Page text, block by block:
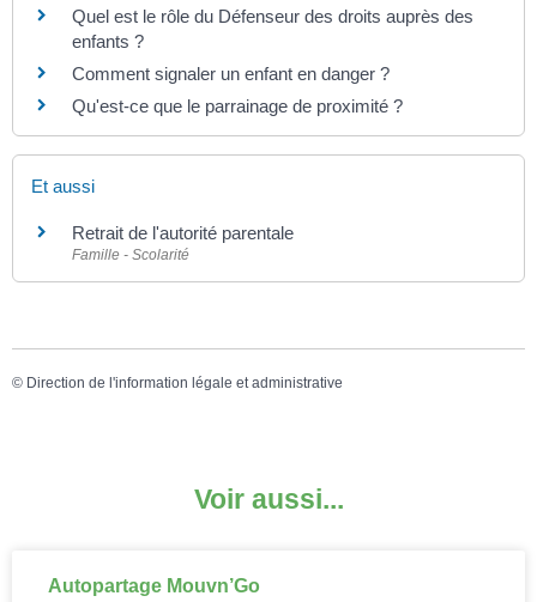
Quel est le rôle du Défenseur des droits auprès des
enfants ?
Comment signaler un enfant en danger ?
Qu'est-ce que le parrainage de proximité ?
Et aussi
Retrait de l'autorité parentale
Famille - Scolarité
© Direction de l'information légale et administrative
Voir aussi...
Autopartage Mouvn’Go